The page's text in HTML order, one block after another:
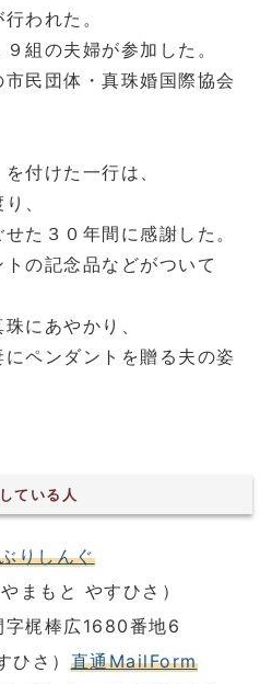
われた。
組の夫婦が参加した。
民団体・真珠婚国際協会
付けた一行は、
、
た３０年間に感謝した。
の記念品などがついて
にあやかり、
ペンダントを贈る夫の姿
ている人
りしんぐ
まもと やすひさ）
字梶棒広1680番地6
さ） 直通MailForm